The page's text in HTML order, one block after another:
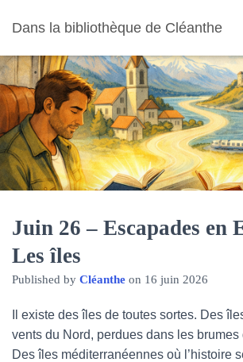
Dans la bibliothèque de Cléanthe
Juin 26 – Escapades en
Les îles
Published by Cléanthe on 16 juin 2026
Il existe des îles de toutes sortes. Des
vents du Nord, perdues dans les brumes
Des îles méditerranéennes où l’histoire